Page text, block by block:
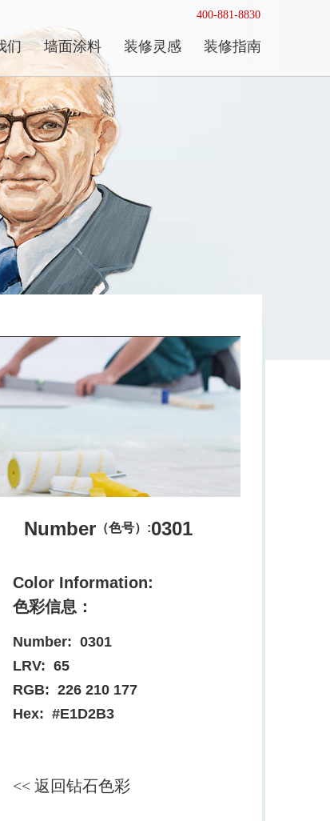
400-881-8830
们 墙面涂料 装修灵感 装修指南
Number （色号）:0301
Color Information:
色彩信息：
Number: 0301
LRV: 65
RGB: 226 210 177
Hex: #E1D2B3
<< 返回钻石色彩